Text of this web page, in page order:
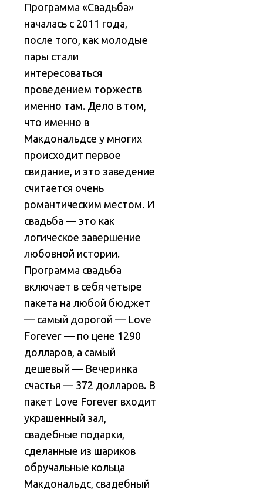
Программа «Свадьба»
началась с 2011 года,
после того, как молодые
пары стали
интересоваться
проведением торжеств
именно там. Дело в том,
что именно в
Макдональдсе у многих
происходит первое
свидание, и это заведение
считается очень
романтическим местом. И
свадьба — это как
логическое завершение
любовной истории.
Программа свадьба
включает в себя четыре
пакета на любой бюджет
— самый дорогой — Love
Forever — по цене 1290
долларов, а самый
дешевый — Вечеринка
счастья — 372 долларов. В
пакет Love Forever входит
украшенный зал,
свадебные подарки,
сделанные из шариков
обручальные кольца
Макдональдс, свадебный